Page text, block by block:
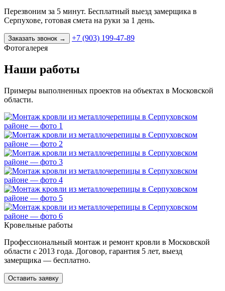
Перезвоним за 5 минут. Бесплатный выезд замерщика в
Серпухове, готовая смета на руки за 1 день.
Заказать звонок →
+7 (903) 199-47-89
Фотогалерея
Наши работы
Примеры выполненных проектов на объектах в Московской
области.
Кровельные работы
Профессиональный монтаж и ремонт кровли в Московской
области с 2013 года. Договор, гарантия 5 лет, выезд
замерщика — бесплатно.
Оставить заявку